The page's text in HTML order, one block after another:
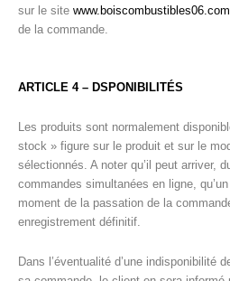
sur le site www.boiscombustibles06.com
de la commande.
ARTICLE 4 – DSPONIBILITÉS
Les produits sont normalement
stock » figure sur le produit et sur le
sélectionnés. A noter qu’il peut arriver,
commandes simultanées en ligne,
moment de la passation de la
enregistrement définitif.
Dans l’éventualité d’une indisponibilité